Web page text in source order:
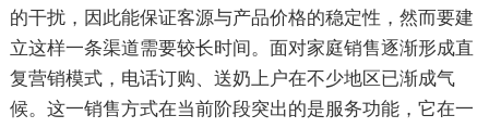
的干扰，因此能保证客源与产品价格的稳定性，然而要建
立这样一条渠道需要较长时间。面对家庭销售逐渐形成直
复营销模式，电话订购、送奶上户在不少地区已渐成气
候。这一销售方式在当前阶段突出的是服务功能，它在一